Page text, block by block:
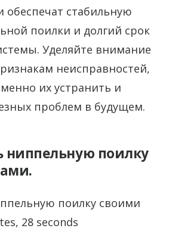
обеспечат стабильную
поилки и долгий срок
Уделяйте внимание
неисправностей,
их устранить и
проблем в будущем.
ниппельную поилку
поилку своими
28 seconds